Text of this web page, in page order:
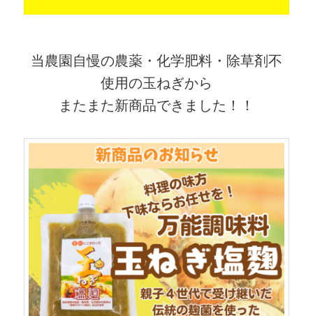
当農園自慢の農薬・化学肥料・除草剤不
使用の玉ねぎから
またまた新商品できました！！